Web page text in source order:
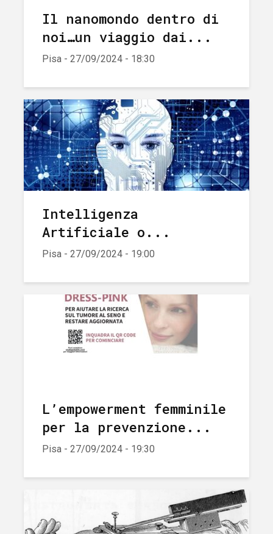
Il nanomondo dentro di
noi…un viaggio dai...
Pisa - 27/09/2024 - 18:30
Intelligenza
Artificiale o...
Pisa - 27/09/2024 - 19:00
L’empowerment femminile
per la prevenzione...
Pisa - 27/09/2024 - 19:30